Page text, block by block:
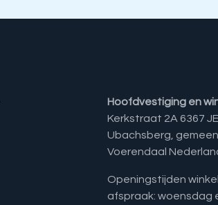
Hoofdvestiging en
Kerkstraat 2A 6367 JE
Ubachsberg,
Voerendaal
Openingstijden
afspraak: woensdag